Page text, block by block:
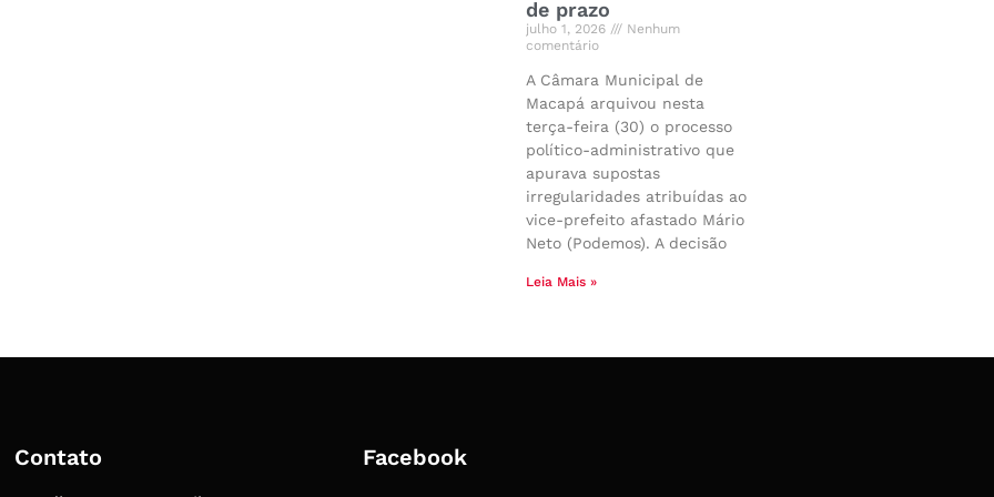
de prazo
julho 1, 2026
Nenhum
comentário
A Câmara Municipal de
Macapá arquivou nesta
terça-feira (30) o processo
político-administrativo que
apurava supostas
irregularidades atribuídas ao
vice-prefeito afastado Mário
Neto (Podemos). A decisão
Leia Mais »
Contato Facebook